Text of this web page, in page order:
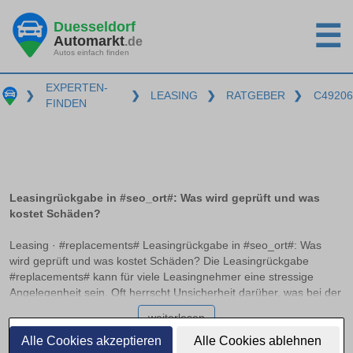
Alle Cookies akzeptieren Alle Cookies ablehnen
Duesseldorf
Automarkt.de
Autos einfach finden ☰
❯
EXPERTEN-
FINDEN
❯ LEASING ❯ RATGEBER ❯ C49206
Leasingrückgabe in #seo_ort#: Was wird geprüft und was
kostet Schäden?
Leasing · #replacements# Leasingrückgabe in #seo_ort#: Was
wird geprüft und was kostet Schäden? Die Leasingrückgabe
#replacements# kann für viele Leasingnehmer eine stressige
Angelegenheit sein. Oft herrscht Unsicherheit darüber, was bei der
Rückgabe genau geprüft wird und welche Kosten für mögliche
Schäden entstehen können. In diesem Ratgeber erfahren Sie,
welche Unterschiede zwischen normalen Gebrauchsspuren und
weiterlesen